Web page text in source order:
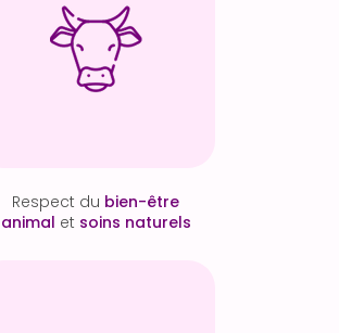
Respect du bien-être
animal et soins naturels